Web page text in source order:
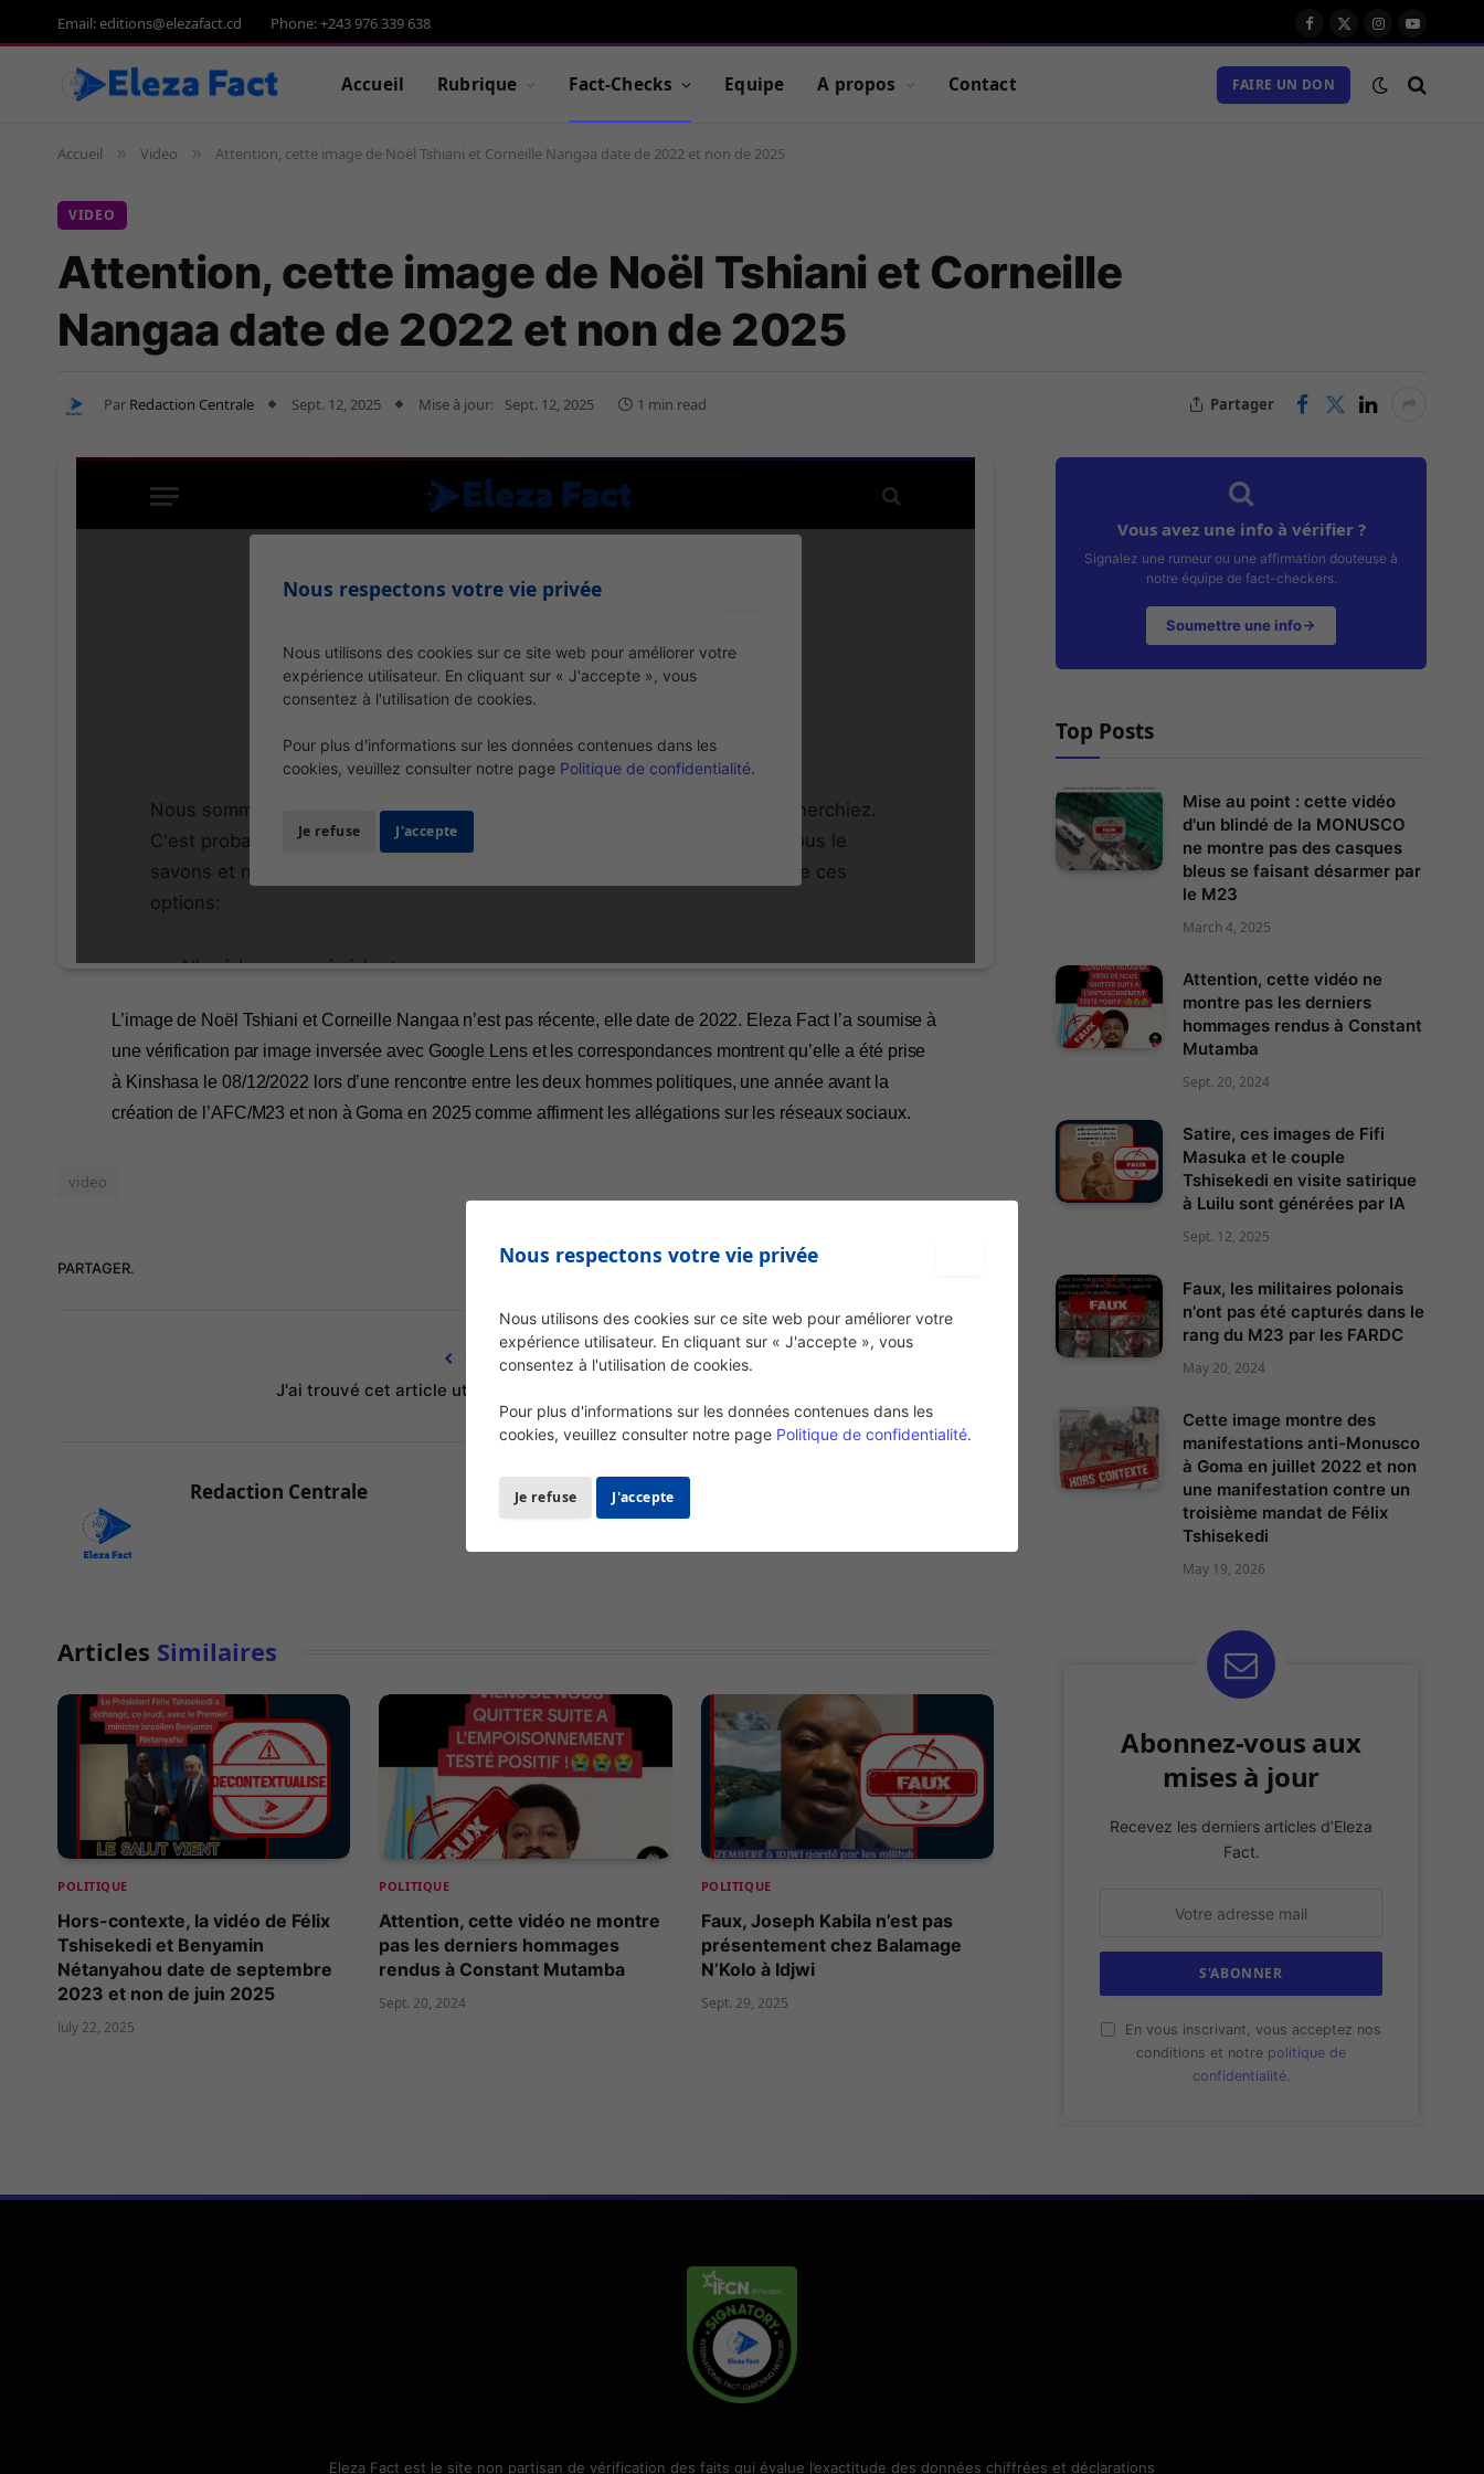
Email: editions@elezafact.cd Phone: +243 976 339 638
Facebook
X
Instagram
Youtube
Accueil Rubrique Fact-Checks Equipe A propos Contact FAIRE UN DON
Accueil » Video » Attention, cette image de Noël Tshiani et Corneille Nangaa date de 2022 et non de 2025
VIDEO
Attention, cette image de Noël Tshiani et Corneille
Nangaa date de 2022 et non de 2025
Par Redaction Centrale Sept. 12, 2025 Mise à jour: Sept. 12, 2025 1 min read Partager
L’image de Noël Tshiani et Corneille Nangaa n’est pas récente, elle date de 2022. Eleza Fact l’a soumise à
une vérification par image inversée avec Google Lens et les correspondances montrent qu’elle a été prise
à Kinshasa le 08/12/2022 lors d’une rencontre entre les deux hommes politiques, une année avant la
création de l’AFC/M23 et non à Goma en 2025 comme affirment les allégations sur les réseaux sociaux.
video
PARTAGER.
J'ai trouvé cet article utile
NON
Redaction Centrale
Articles Similaires
POLITIQUE
Hors-contexte, la vidéo de Félix
Tshisekedi et Benyamin
Nétanyahou date de septembre
2023 et non de juin 2025
July 22, 2025
POLITIQUE
Attention, cette vidéo ne montre
pas les derniers hommages
rendus à Constant Mutamba
Sept. 20, 2024
POLITIQUE
Faux, Joseph Kabila n’est pas
présentement chez Balamage
N’Kolo à Idjwi
Sept. 29, 2025
Vous avez une info à vérifier ?
Signalez une rumeur ou une affirmation douteuse à
notre équipe de fact-checkers.
Soumettre une info
Top Posts
Mise au point : cette vidéo
d'un blindé de la MONUSCO
ne montre pas des casques
bleus se faisant désarmer par
le M23
March 4, 2025
Attention, cette vidéo ne
montre pas les derniers
hommages rendus à Constant
Mutamba
Sept. 20, 2024
Satire, ces images de Fifi
Masuka et le couple
Tshisekedi en visite satirique
à Luilu sont générées par IA
Sept. 12, 2025
Faux, les militaires polonais
n'ont pas été capturés dans le
rang du M23 par les FARDC
May 20, 2024
Cette image montre des
manifestations anti-Monusco
à Goma en juillet 2022 et non
une manifestation contre un
troisième mandat de Félix
Tshisekedi
May 19, 2026
Abonnez-vous aux
mises à jour
Recevez les derniers articles d’Eleza
Fact.
En vous inscrivant, vous acceptez nos
conditions et notre politique de
confidentialité.
Eleza Fact est le site non partisan de vérification des faits qui évalue l’exactitude des données chiffrées et déclarations
Nous respectons votre vie privée
Nous utilisons des cookies sur ce site web pour améliorer votre
expérience utilisateur. En cliquant sur « J'accepte », vous
consentez à l'utilisation de cookies.
Pour plus d'informations sur les données contenues dans les
cookies, veuillez consulter notre page Politique de confidentialité.
Je refuse J'accepte